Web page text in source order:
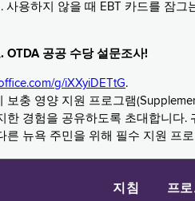
사용하지 않을 때 EBT 카드를 잠그
OTDA 공공 수당 설문조사!
g/iXXyiDETtG.
충 영양 지원 프로그램
한 경험을 공유하도록 초대합니
른 뉴욕 주민을 위해 필수 지원 프
지침 프로